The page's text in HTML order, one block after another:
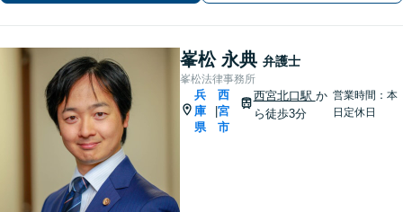
峯松 永典 弁護士
峯松法律事務所
兵
庫
県
|
西
宮
市
西宮北口駅 か
ら徒歩3分
営業時間：本
日定休日